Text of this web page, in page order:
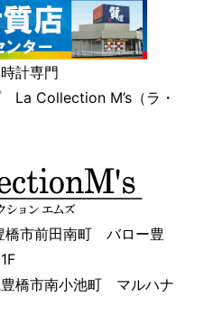
計専門
La Collection M’s（ラ・
市前田南町 バロー豊
南小池町 マルハナ